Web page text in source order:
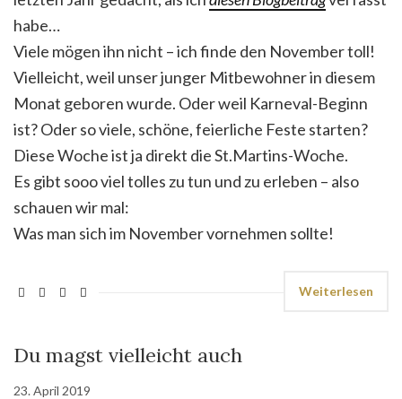
habe…
Viele mögen ihn nicht – ich finde den November toll!
Vielleicht, weil unser junger Mitbewohner in diesem
Monat geboren wurde. Oder weil Karneval-Beginn
ist? Oder so viele, schöne, feierliche Feste starten?
Diese Woche ist ja direkt die St.Martins-Woche.
Es gibt sooo viel tolles zu tun und zu erleben – also
schauen wir mal:
Was man sich im November vornehmen sollte!
Weiterlesen
Du magst vielleicht auch
23. April 2019